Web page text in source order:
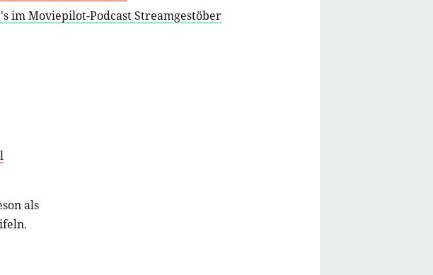
im Moviepilot-Podcast Streamgestöber
als